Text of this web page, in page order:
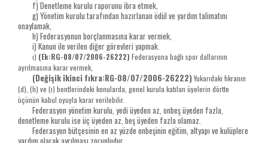
f) Denetleme kurulu raporunu ibra etmek,
g) Yönetim kurulu tarafından hazırlanan ödül ve yardım talimatını
onaylamak,
h) Federasyonun borçlanmasına karar vermek,
i) Kanun ile verilen diğer görevleri yapmak.
ı) (Ek:RG-08/07/2006-26222) Federasyona bağlı spor dallarının
ayrılmasına karar vermek,
(Değişik ikinci fıkra:RG-08/07/2006-26222)Yukarıdaki fıkranın
(d), (h) ve (ı) bentlerindeki konularda, genel kurula katılan üyelerin dörtte
üçünün kabul oyuyla karar verilebilir.
Federasyon yönetim kurulu, yedi üyeden az, onbeş üyeden fazla,
denetleme kurulu ise üç üyeden az, beş üyeden fazla olamaz.
Federasyon bütçesinin en az yüzde onbeşinin eğitim, altyapı ve kulüplere
yardım olarak ayrılması zorunludur.